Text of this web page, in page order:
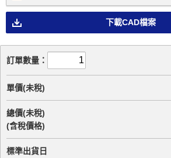
下載CAD檔案
訂單數量：
單價(未稅)
總價(未稅)
(含稅價格)
標準出貨日